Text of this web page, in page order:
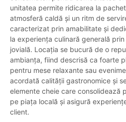
unitatea permite ridicarea la
atmosferă caldă și un ritm de
caracterizat prin amabilitate și
la experiența culinară generală
jovială. Locația se bucură de o
ambianța, fiind descrisă ca foarte
pentru mese relaxante sau
acordată calității gastronomice și
elemente cheie care consolidează
pe piața locală și asigură
client.